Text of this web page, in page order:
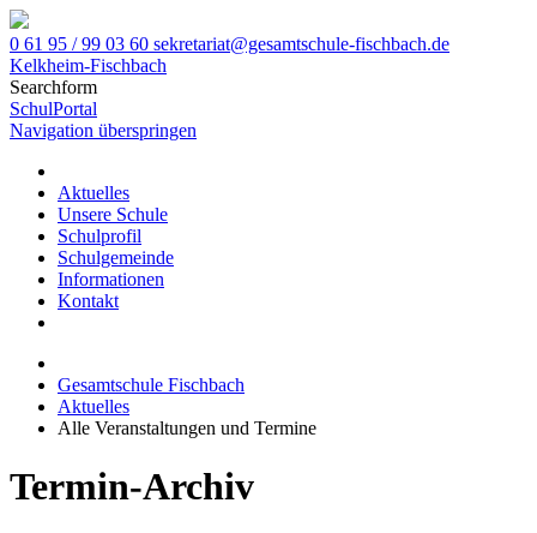
0 61 95 / 99 03 60 sekretariat@gesamtschule-fischbach.de
Kelkheim-Fischbach
Searchform
SchulPortal
Navigation überspringen
Aktuelles
Unsere Schule
Schulprofil
Schulgemeinde
Informationen
Kontakt
Gesamtschule Fischbach
Aktuelles
Alle Veranstaltungen und Termine
Termin-Archiv